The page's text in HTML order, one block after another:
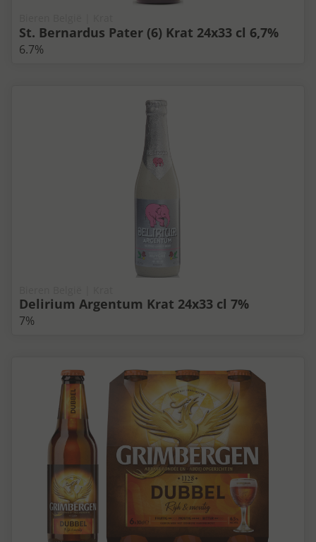
St. Bernardus Pater (6) Krat 24x33 cl 6,7%
6.7%
Delirium Argentum Krat 24x33 cl 7%
7%